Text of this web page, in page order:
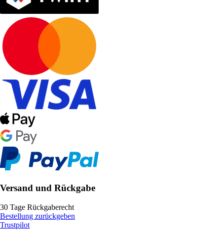
Versand und Rückgabe
30 Tage Rückgaberecht
Bestellung zurückgeben
Trustpilot